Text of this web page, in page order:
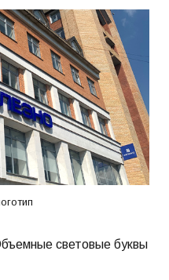
световые буквы